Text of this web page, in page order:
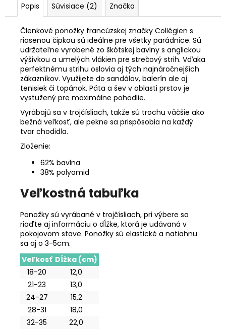
Popis Súvisiace (2) Značka
Členkové ponožky francúzskej značky Collégien s
riasenou čipkou sú ideálne pre všetky parádnice. Sú
udržateľne vyrobené zo škótskej bavlny s anglickou
výšivkou a umelých vlákien pre strečový strih. Vďaka
perfektnému strihu oslovia aj tých najnáročnejších
zákazníkov. Využijete do sandálov, balerín ale aj
tenisiek či topánok. Päta a šev v oblasti prstov je
vystužený pre maximálne pohodlie.
Vyrábajú sa v trojčísliach, takže sú trochu väčšie ako
bežná veľkosť, ale pekne sa prispôsobia na každý
tvar chodidla.
Zloženie:
62% bavlna
38% polyamid
Veľkostná tabuľka
Ponožky sú vyrábané v trojčísliach, pri výbere sa
riaďte aj informáciu o dĺžke, ktorá je udávaná v
pokojovom stave. Ponožky sú elastické a natiahnu
sa aj o 3-5cm.
Veľkosť Dĺžka (cm)
18-20
12,0
21-23
13,0
24-27
15,2
28-31
18,0
32-35
22,0